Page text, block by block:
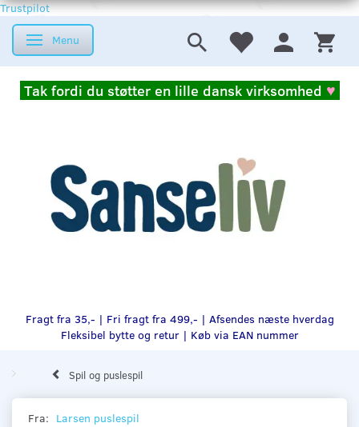
Trustpilot
Skifte navigation
Menu
Tak fordi du støtter en lille dansk virksomhed ♥
Fragt fra 35,- | Fri fragt fra 499,- | Afsendes næste hverdag
Fleksibel bytte og retur | Køb via EAN nummer
Spil og puslespil
Fra: Larsen puslespil